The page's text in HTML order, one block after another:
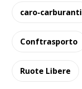
caro-carburanti
Conftrasporto
Ruote Libere